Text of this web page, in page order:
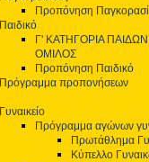
Προπόνηση
Παιδικό
Γ' ΚΑΤΗΓΟΡΙΑ ΠΑΙΔΩΝ
ΟΜΙΛΟΣ
Προπόνηση Παιδικό
Πρόγραμμα προπονήσεων
Γυναικείο
Πρόγραμμα αγώνων
Πρωτάθλημα
Κύπελλο